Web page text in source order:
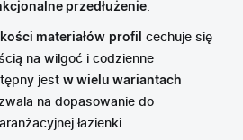
przedłużenie.
materiałów profil
cechuje się
na wilgoć i codzienne
jest w wielu wariantach
na dopasowanie do
łazienki.